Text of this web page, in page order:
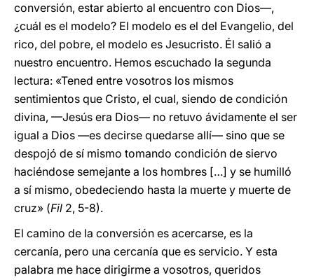
conversión, estar abierto al encuentro con Dios—,
¿cuál es el modelo? El modelo es el del Evangelio, del
rico, del pobre, el modelo es Jesucristo. Él salió a
nuestro encuentro. Hemos escuchado la segunda
lectura: «Tened entre vosotros los mismos
sentimientos que Cristo, el cual, siendo de condición
divina, —Jesús era Dios— no retuvo ávidamente el ser
igual a Dios —es decirse quedarse allí— sino que se
despojó de sí mismo tomando condición de siervo
haciéndose semejante a los hombres […] y se humilló
a sí mismo, obedeciendo hasta la muerte y muerte de
cruz» (Fil 2, 5-8).
El camino de la conversión es acercarse, es la
cercanía, pero una cercanía que es servicio. Y esta
palabra me hace dirigirme a vosotros, queridos